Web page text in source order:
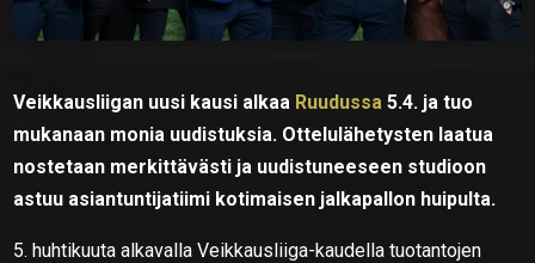
Veikkausliigan uusi kausi alkaa Ruudussa 5.4. ja tuo
mukanaan monia uudistuksia. Ottelulähetysten laatua
nostetaan merkittävästi ja uudistuneeseen studioon
astuu asiantuntijatiimi kotimaisen jalkapallon huipulta.
5. huhtikuuta alkavalla Veikkausliiga-kaudella tuotantojen